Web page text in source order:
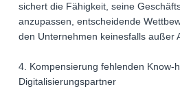
sichert die Fähigkeit, seine
anzupassen, entscheidende
den Unternehmen keinesfalls außer
4. Kompensierung fehlenden Know-
Digitalisierungspartner